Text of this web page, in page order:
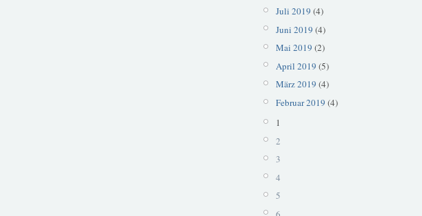
Juli 2019 (4)
Juni 2019 (4)
Mai 2019 (2)
April 2019 (5)
März 2019 (4)
Februar 2019 (4)
1
2
3
4
5